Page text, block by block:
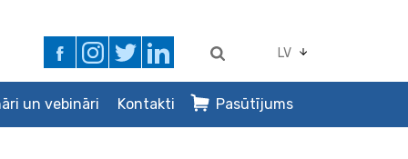
LV
un vebināri Kontakti Pasūtījums